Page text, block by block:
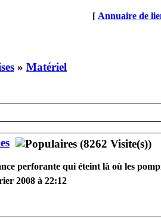
[ Annuaire de
» Matériel
perforante qui éteint là où les
2008 à 22:12